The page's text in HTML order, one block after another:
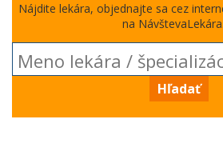
Nájdite lekára, objednajte sa cez
na
Hľadať